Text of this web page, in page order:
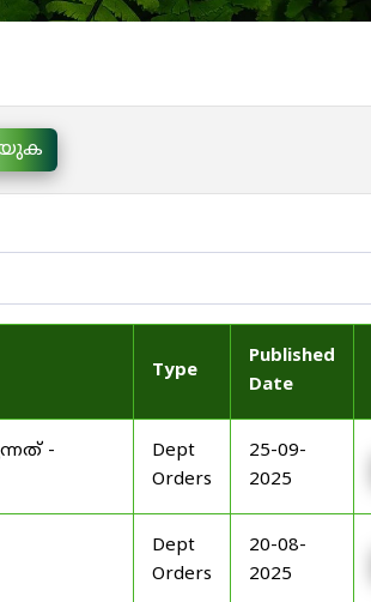
Type
Published
Date
-
Dept
Orders
25-09-
2025
Dept
Orders
20-08-
2025